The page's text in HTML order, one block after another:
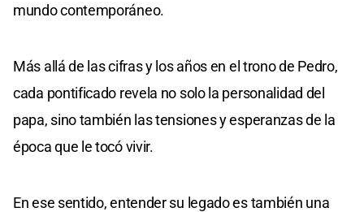
mundo contemporáneo.​
Más allá de las cifras y los años en el trono de Pedro,
cada pontificado revela no solo la personalidad del
papa, sino también las tensiones y esperanzas de la
época que le tocó vivir.
En ese sentido, entender su legado es también una